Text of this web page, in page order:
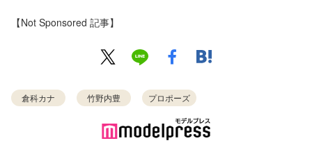
【Not Sponsored 記事】
倉科カナ 竹野内豊 プロポーズ